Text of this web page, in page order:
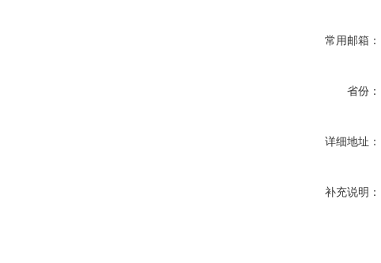
常用邮箱：
省份：
详细地址：
补充说明：